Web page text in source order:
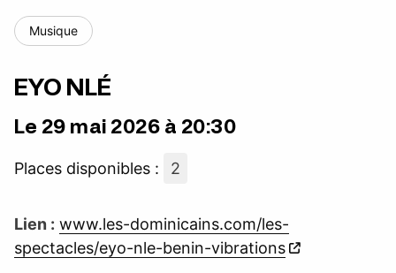
Musique
EYO NLÉ
Le 29 mai 2026 à 20:30
Places disponibles : 2
Lien : www.les-dominicains.com/les-
spectacles/eyo-nle-benin-vibrations